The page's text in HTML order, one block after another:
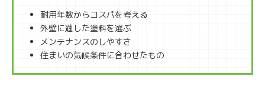
耐用年数からコスパを考える
外壁に適した塗料を選ぶ
メンテナンスのしやすさ
住まいの気候条件に合わせたもの